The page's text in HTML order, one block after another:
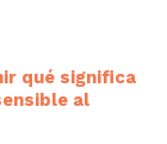
qué significa
al